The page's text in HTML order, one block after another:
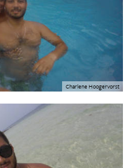
Charlene Hoogervorst